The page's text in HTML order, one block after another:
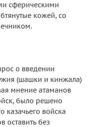
сферическими
кожей, со
о введении
(шашки и кинжала)
мнение атаманов
было решено
казачьего войска
без